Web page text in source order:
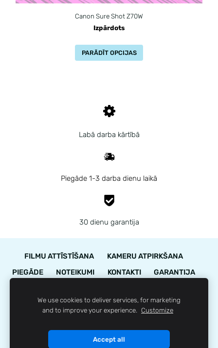
Labā darba kārtībā
Piegāde 1-3 darba dienu laikā
30 dienu garantija
Canon Sure Shot Z70W
Izpārdots
PARĀDĪT OPCIJAS
FILMU ATTĪSTĪŠANA
KAMERU ATPIRKŠANA
PIEGĀDE
NOTEIKUMI KONTAKTI
GARANTIJA
LOJALITĀTES PROGRAMMA
SĪKDATNES
© 35mm.lv
We use cookies to deliver services, for marketing
and to improve your experience. Customize
Accept all